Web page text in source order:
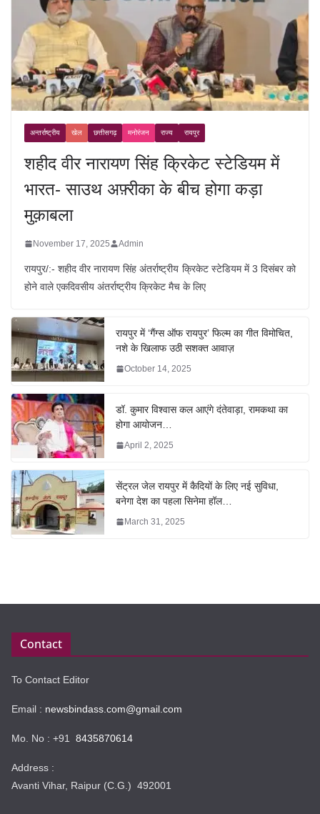
अन्तर्राष्ट्रीय खेल छत्तीसगढ़ मनोरंजन राज्य रायपुर
शहीद वीर नारायण सिंह क्रिकेट स्टेडियम में
भारत- साउथ अफ़्रीका के बीच होगा कड़ा
मुक़ाबला
November 17, 2025 Admin
रायपुर/:- शहीद वीर नारायण सिंह अंतर्राष्ट्रीय क्रिकेट स्टेडियम में 3 दिसंबर को
होने वाले एकदिवसीय अंतर्राष्ट्रीय क्रिकेट मैच के लिए
रायपुर में ‘गैंग्स ऑफ रायपुर’ फिल्म का गीत विमोचित,
नशे के खिलाफ उठी सशक्त आवाज़
October 14, 2025
डॉ. कुमार विश्वास कल आएंगे दंतेवाड़ा, रामकथा का
होगा आयोजन…
April 2, 2025
सेंट्रल जेल रायपुर में कैदियों के लिए नई सुविधा,
बनेगा देश का पहला सिनेमा हॉल…
March 31, 2025
Contact
To Contact Editor
Email : newsbindass.com@gmail.com
Mo. No : +91 8435870614
Address :
Avanti Vihar, Raipur (C.G.) 492001